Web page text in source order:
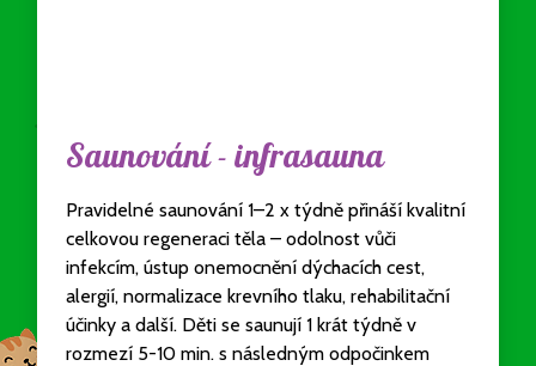
Saunování - infrasauna
Pravidelné saunování 1–2 x týdně přináší kvalitní
celkovou regeneraci těla – odolnost vůči
infekcím, ústup onemocnění dýchacích cest,
alergií, normalizace krevního tlaku, rehabilitační
účinky a další. Děti se saunují 1 krát týdně v
rozmezí 5-10 min. s následným odpočinkem